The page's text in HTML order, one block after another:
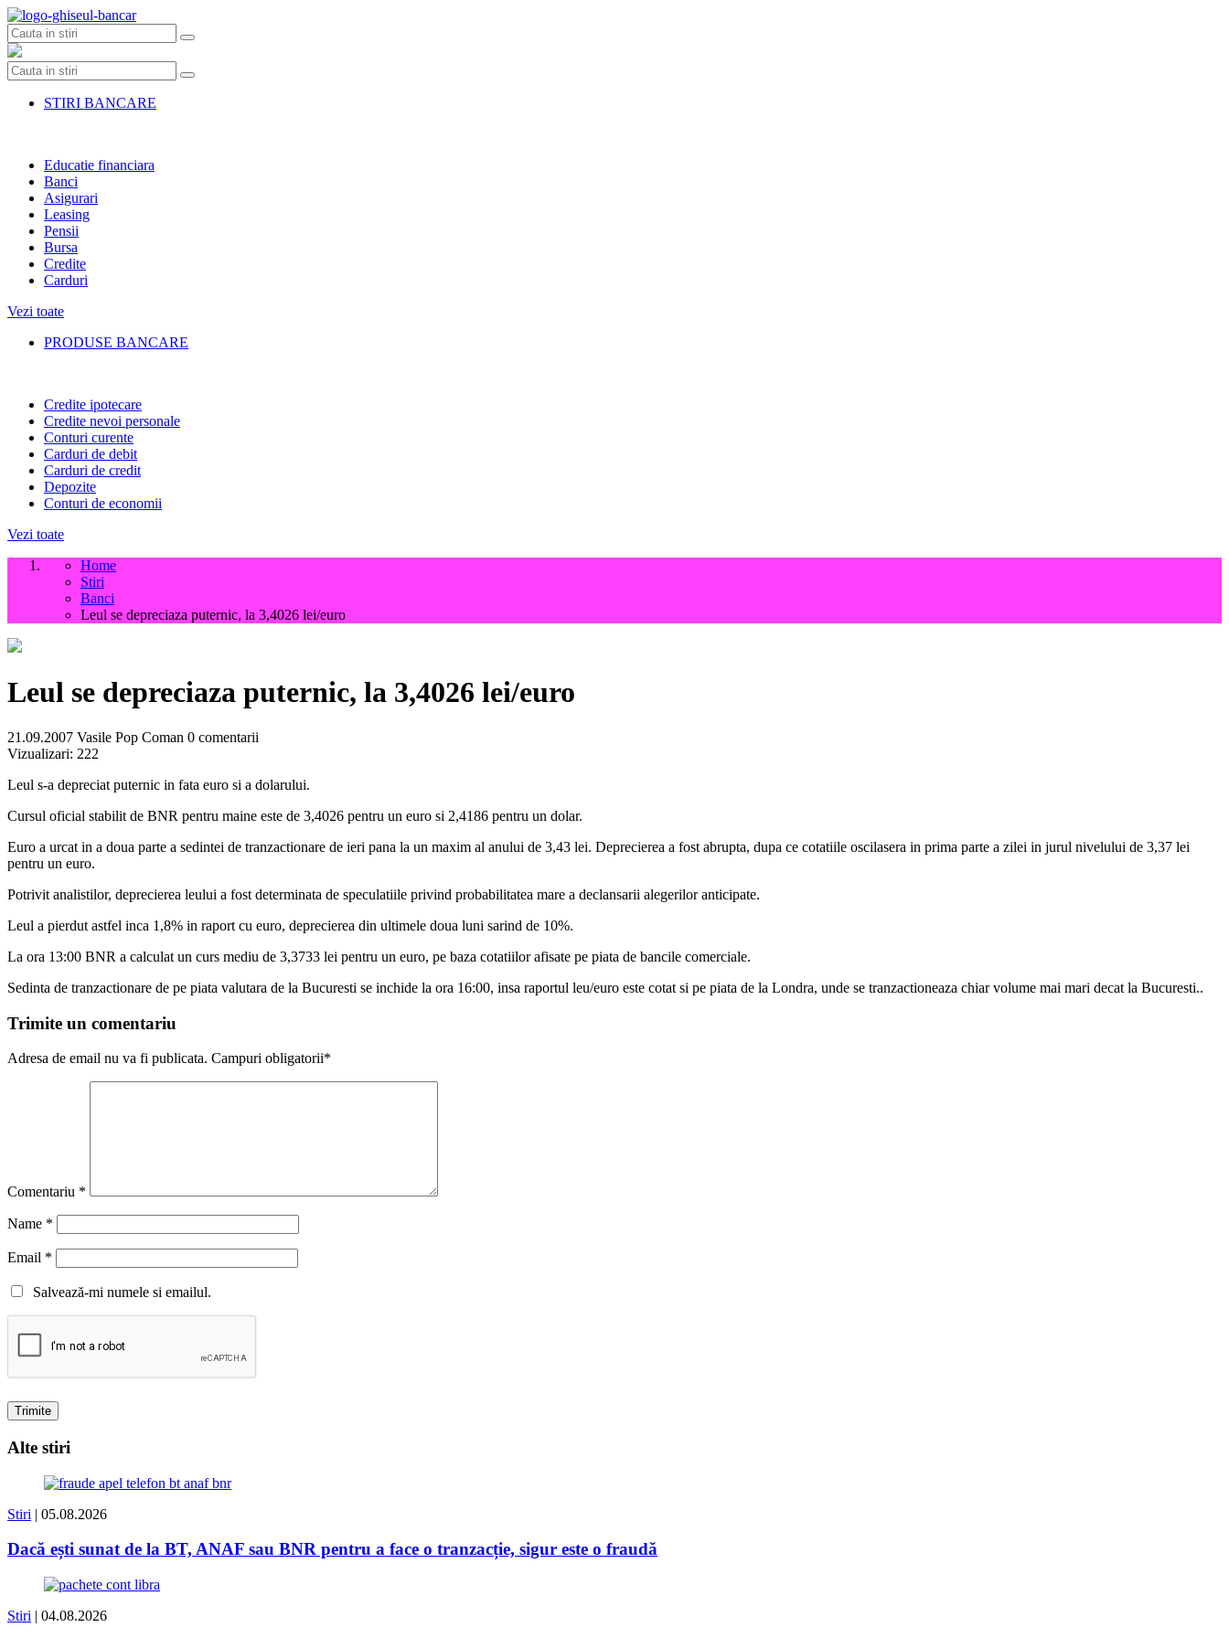
Skip
to
content
STIRI BANCARE
Educatie financiara
Banci
Asigurari
Leasing
Pensii
Bursa
Credite
Carduri
Vezi toate
PRODUSE BANCARE
Credite ipotecare
Credite nevoi personale
Conturi curente
Carduri de debit
Carduri de credit
Depozite
Conturi de economii
Vezi toate
Home
Stiri
Banci
Leul se depreciaza puternic, la 3,4026 lei/euro
Leul se depreciaza puternic, la 3,4026 lei/euro
21.09.2007 Vasile Pop Coman 0 comentarii
Vizualizari: 222
Leul s-a depreciat puternic in fata euro si a dolarului.
Cursul oficial stabilit de BNR pentru maine este de 3,4026 pentru un euro si 2,4186 pentru un dolar.
Euro a urcat in a doua parte a sedintei de tranzactionare de ieri pana la un maxim al anului de 3,43 lei. Deprecierea a fost abrupta, dupa ce cotatiile oscilasera in prima parte a zilei in jurul nivelului de 3,37 lei
pentru un euro.
Potrivit analistilor, deprecierea leului a fost determinata de speculatiile privind probabilitatea mare a declansarii alegerilor anticipate.
Leul a pierdut astfel inca 1,8% in raport cu euro, deprecierea din ultimele doua luni sarind de 10%.
La ora 13:00 BNR a calculat un curs mediu de 3,3733 lei pentru un euro, pe baza cotatiilor afisate pe piata de bancile comerciale.
Sedinta de tranzactionare de pe piata valutara de la Bucuresti se inchide la ora 16:00, insa raportul leu/euro este cotat si pe piata de la Londra, unde se tranzactioneaza chiar volume mai mari decat la Bucuresti..
Trimite un comentariu
Adresa de email nu va fi publicata. Campuri obligatorii*
Comentariu *
Name *
Email *
Salvează-mi numele si emailul.
Alte stiri
Stiri | 05.08.2026
Dacă ești sunat de la BT, ANAF sau BNR pentru a face o tranzacție, sigur este o fraudă
Stiri | 04.08.2026